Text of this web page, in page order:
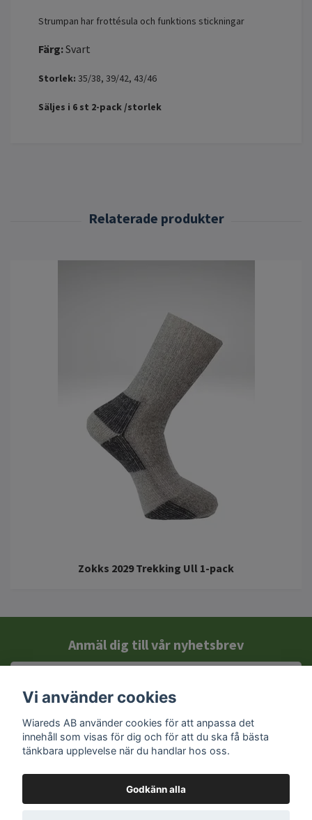
Strumpan har frottésula och funktions stickningar
Färg:Svart
Storlek: 35/38, 39/42, 43/46
Säljes i 6 st 2-pack /storlek
Zokks 2029 Trekking Ull 1-pack
Anmäl dig till vår nyhetsbrev
Kontakt
Vi använder cookies
Wiareds AB använder cookies för att anpassa det
innehåll som visas för dig och för att du ska få bästa
tänkbara upplevelse när du handlar hos oss.
Godkänn alla